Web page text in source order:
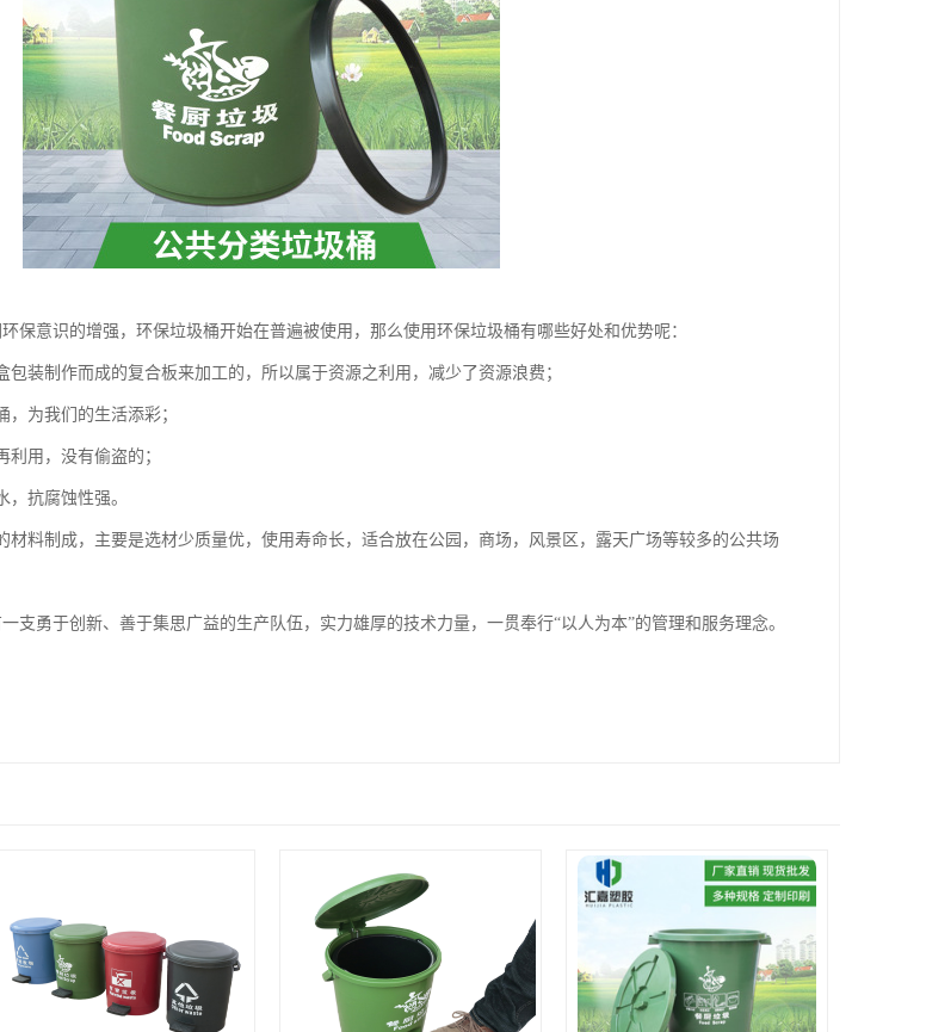
保意识的增强，环保垃圾桶开始在普遍被使用，那么使用环保垃圾桶有哪些好处和优势呢：
装制作而成的复合板来加工的，所以属于资源之利用，减少了资源浪费；
为我们的生活添彩；
用，没有偷盗的；
抗腐蚀性强。
材料制成，主要是选材少质量优，使用寿命长，适合放在公园，商场，风景区，露天广场等较多的公共场
支勇于创新、善于集思广益的生产队伍，实力雄厚的技术力量，一贯奉行“以人为本”的管理和服务理念。